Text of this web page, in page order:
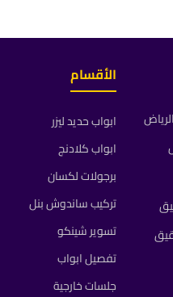
الأقسام
ابواب حديد ليزر
ابواب كلادنج
برجولات لكسان
تركيب ساندوش بنل
تسوير شينكو
تفصيل ابواب
جلسات خارجية